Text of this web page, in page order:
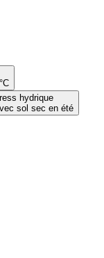
hydrique
sol sec en été